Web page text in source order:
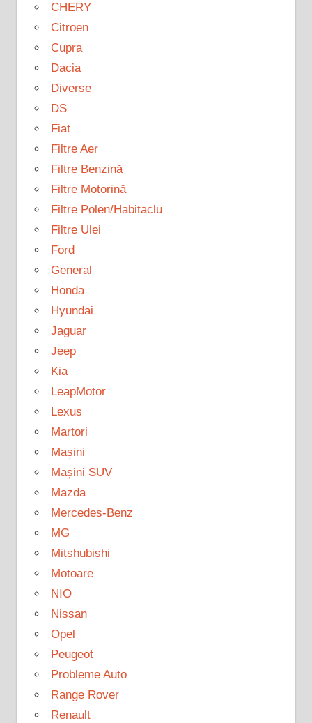
CHERY
Citroen
Cupra
Dacia
Diverse
DS
Fiat
Filtre Aer
Filtre Benzină
Filtre Motorină
Filtre Polen/Habitaclu
Filtre Ulei
Ford
General
Honda
Hyundai
Jaguar
Jeep
Kia
LeapMotor
Lexus
Martori
Mașini
Mașini SUV
Mazda
Mercedes-Benz
MG
Mitshubishi
Motoare
NIO
Nissan
Opel
Peugeot
Probleme Auto
Range Rover
Renault